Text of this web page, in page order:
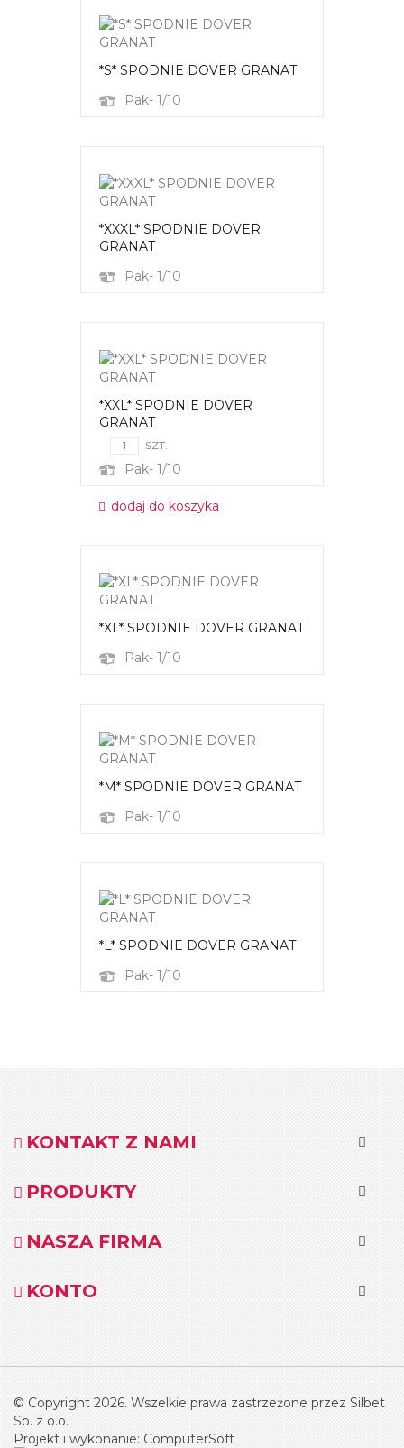
*S* SPODNIE DOVER GRANAT
Pak- 1/10
*XXXL* SPODNIE DOVER
GRANAT
Pak- 1/10
*XXL* SPODNIE DOVER
GRANAT
SZT.
Pak- 1/10
dodaj do koszyka
*XL* SPODNIE DOVER GRANAT
Pak- 1/10
*M* SPODNIE DOVER GRANAT
Pak- 1/10
*L* SPODNIE DOVER GRANAT
Pak- 1/10
KONTAKT Z NAMI
PRODUKTY
NASZA FIRMA
KONTO
© Copyright 2026. Wszelkie prawa zastrzeżone przez Silbet
Sp. z o.o.
Projekt i wykonanie: ComputerSoft